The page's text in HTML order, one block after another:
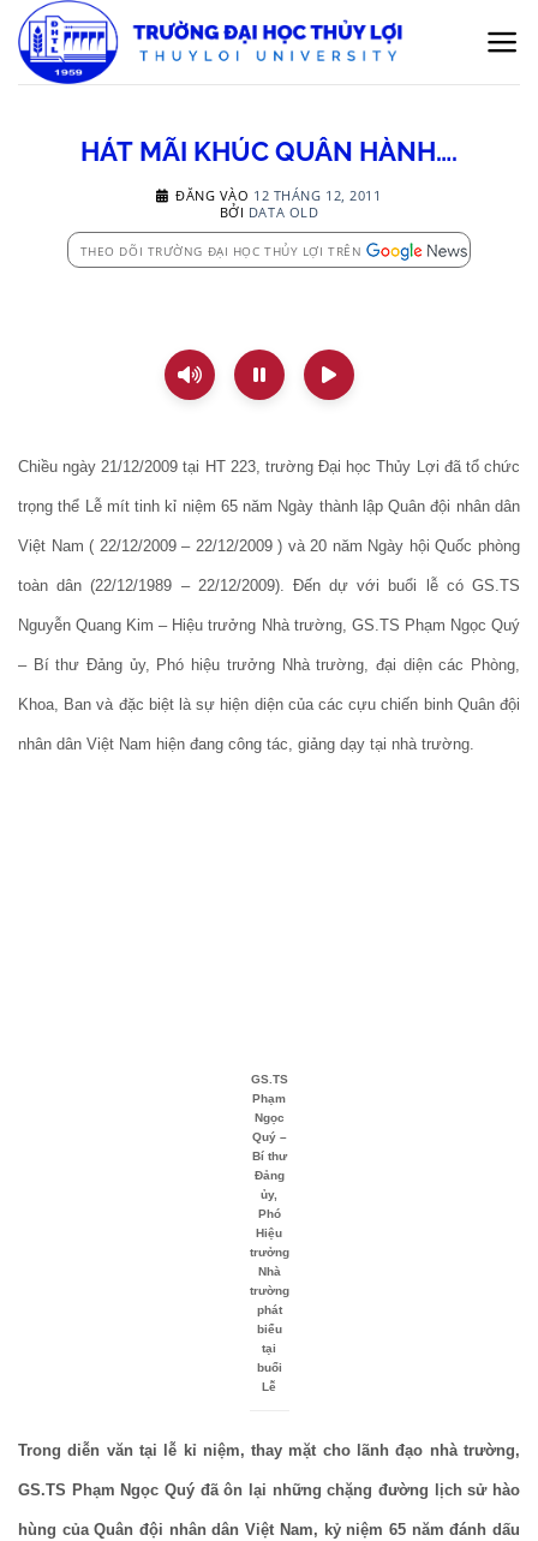
qua
nội
HÁT MÃI KHÚC QUÂN HÀNH….
ĐĂNG VÀO 12 THÁNG 12, 2011
BỞI DATA OLD
THEO DÕI TRƯỜNG ĐẠI HỌC THỦY LỢI TRÊN
Chiều ngày 21/12/2009 tại HT 223, trường Đại học Thủy Lợi đã tổ chức
trọng thể Lễ mít tinh kỉ niệm 65 năm Ngày thành lập Quân đội nhân dân
Việt Nam ( 22/12/2009 – 22/12/2009 ) và 20 năm Ngày hội Quốc phòng
toàn dân (22/12/1989 – 22/12/2009). Đến dự với buổi lễ có GS.TS
Nguyễn Quang Kim – Hiệu trưởng Nhà trường, GS.TS Phạm Ngọc Quý
– Bí thư Đảng ủy, Phó hiệu trưởng Nhà trường, đại diện các Phòng,
Khoa, Ban và đặc biệt là sự hiện diện của các cựu chiến binh Quân đội
nhân dân Việt Nam hiện đang công tác, giảng dạy tại nhà trường.
GS.TS
Phạm
Ngọc
Quý –
Bí thư
Đảng
ủy,
Phó
Hiệu
trưởng
Nhà
trường
phát
biểu
tại
buổi
Lễ
Trong diễn văn tại lễ kỉ niệm, thay mặt cho lãnh đạo nhà trường,
GS.TS Phạm Ngọc Quý đã ôn lại những chặng đường lịch sử hào
hùng của Quân đội nhân dân Việt Nam, kỷ niệm 65 năm đánh dấu